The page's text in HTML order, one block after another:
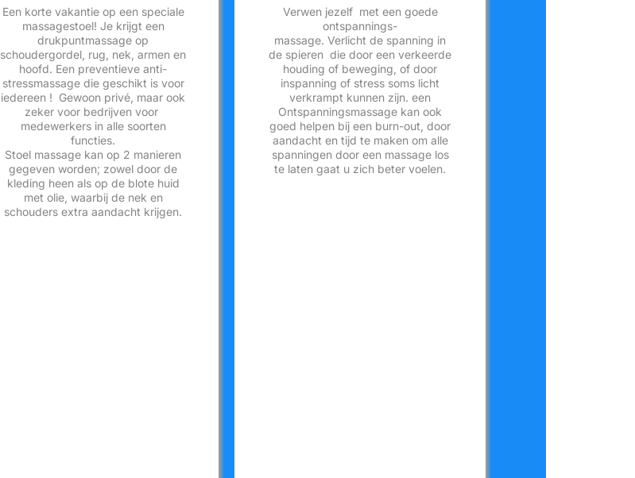
Een korte vakantie op een speciale
massagestoel! Je krijgt een
drukpuntmassage op
schoudergordel, rug, nek, armen en
hoofd. Een preventieve anti-
stressmassage die geschikt is voor
iedereen ! Gewoon privé, maar ook
zeker voor bedrijven voor
medewerkers in alle soorten
functies.
Stoel massage kan op 2 manieren
gegeven worden; zowel door de
kleding heen als op de blote huid
met olie, waarbij de nek en
schouders extra aandacht krijgen.
Verwen jezelf met een goede
ontspannings-
massage. Verlicht de spanning in
de spieren die door een verkeerde
houding of beweging, of door
inspanning of stress soms licht
verkrampt kunnen zijn. een
Ontspanningsmassage kan ook
goed helpen bij een burn-out, door
aandacht en tijd te maken om alle
spanningen door een massage los
te laten gaat u zich beter voelen.